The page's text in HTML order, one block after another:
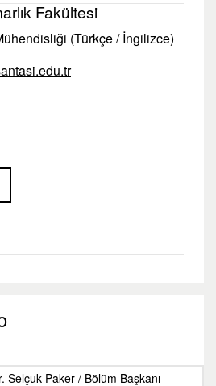
Fakültesi
(Türkçe / İngilizce)
Selçuk Paker / Bölüm Başkanı